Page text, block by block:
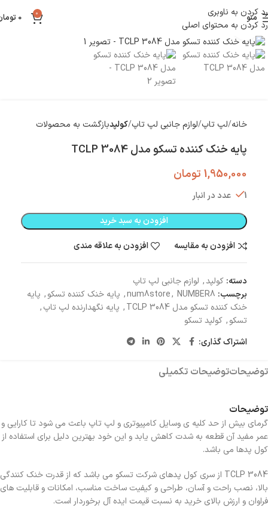
رد کردن به ناوبری
رد کردن به محتوای اصلی
منو 0
0
بزرگنمایی تصویر
خانه لپ تاپ لوازم جانبی لپ تاپ کولپدبازگشت به محصولات
پایه خنک کننده تسکو مدل TCLP 3084
1,950,000 تومان
1 عدد در انبار
افزودن به سبد خرید
افزودن به مقایسه
افزودن به علاقه مندی
دسته: کولپد, لوازم جانبی لپ تاپ
برچسب:
num8store, NUMBER8
, پایه خنک کننده تسکو, پایه
خنک کننده تسکو مدل TCLP 3084
, پایه نگهدارنده لپ تاپ,
تسکو, کولپد تسکو
اشتراک گذاری:
توضیحاتتوضیحات تکمیلی
توضیحات
گرماي بيش از حد کليه ي وسايل کامپيوتري و لپ تاپ باعث مي شود تا کارايي و
عمر مفيد آن قطعه به شدت کاهش يابد و اين خود بهترين دليل براي استفاده از
کول پدها مي باشد.
TCLP 3084 از سري کول پدهاي شرکت تسکو مي باشد که از قدرت خنک کنندگي
بالا، نصب راحت و آسان، طراحي و کيفيت ساخت مناسب، امکانات و قابليت هاي
فراوان و ارزش بالاي خريد به نسبت قيمت ايده آل برخوردار است.